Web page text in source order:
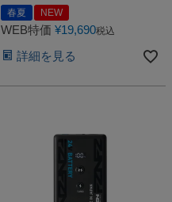
春夏 NEW
WEB特価 ¥19,690税込
詳細を見る